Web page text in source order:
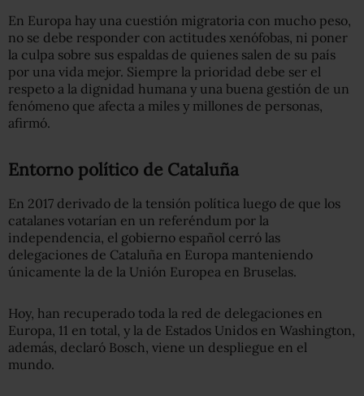
En Europa hay una cuestión migratoria con mucho peso,
no se debe responder con actitudes xenófobas, ni poner
la culpa sobre sus espaldas de quienes salen de su país
por una vida mejor. Siempre la prioridad debe ser el
respeto a la dignidad humana y una buena gestión de un
fenómeno que afecta a miles y millones de personas,
afirmó.
Entorno político de Cataluña
En 2017 derivado de la tensión política luego de que los
catalanes votarían en un referéndum por la
independencia, el gobierno español cerró las
delegaciones de Cataluña en Europa manteniendo
únicamente la de la Unión Europea en Bruselas.
Hoy, han recuperado toda la red de delegaciones en
Europa, 11 en total, y la de Estados Unidos en Washington,
además, declaró Bosch, viene un despliegue en el
mundo.